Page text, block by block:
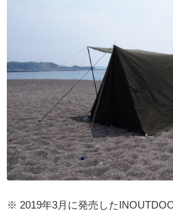
※ 2019年3月に発売した